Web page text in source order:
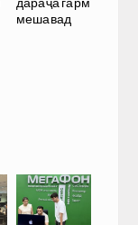
мешавад